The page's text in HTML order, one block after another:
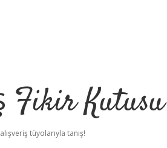
Fikir Kutusu
tüyolarıyla tanış!